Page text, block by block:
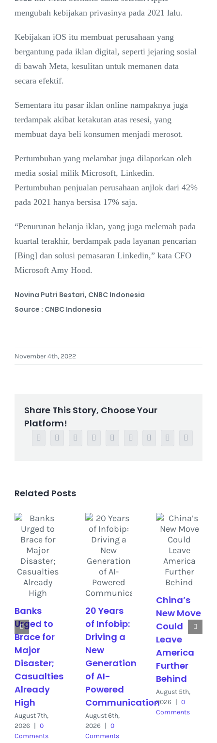
mengubah kebijakan privasinya pada 2021 lalu.
Kebijakan iOS itu membuat perusahaan yang
bergantung pada iklan digital, seperti jejaring sosial
di bawah Meta, kesulitan untuk memanen data
secara efektif.
Sementara itu pasar iklan online nampaknya juga
terdampak akibat ketakutan atas resesi, yang
membuat daya beli konsumen menjadi merosot.
Pertumbuhan yang melambat juga dilaporkan oleh
media sosial milik Microsoft, Linkedin.
Pertumbuhan penjualan perusahaan anjlok dari 42%
pada 2021 hanya bersisa 17% saja.
“Penurunan belanja iklan, yang juga melemah pada
kuartal terakhir, berdampak pada layanan pencarian
[Bing] dan solusi pemasaran Linkedin,” kata CFO
Microsoft Amy Hood.
Novina Putri Bestari, CNBC Indonesia
Source : CNBC Indonesia
November 4th, 2022
Share This Story, Choose Your
Platform!
FacebookTwitterRedditLinkedInWhatsAppTumblrPinterestVk Email
Related Posts
Banks
Urged to
Brace for
Major
Disaster;
Casualties
Already
High
August 7th,
2026 | 0
Comments
20 Years
of Infobip:
Driving a
New
Generation
of AI-
Powered
Communication
August 6th,
2026 | 0
Comments
China’s
New Move
Could
Leave
America
Further
Behind
August 5th,
2026 | 0
Comments